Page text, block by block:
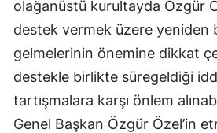
olağanüstü kurultayda Özgür
destek vermek üzere yeniden
gelmelerinin önemine dikkat
destekle birlikte süregeldiği
tartışmalara karşı önlem
Genel Başkan Özgür Özel’in